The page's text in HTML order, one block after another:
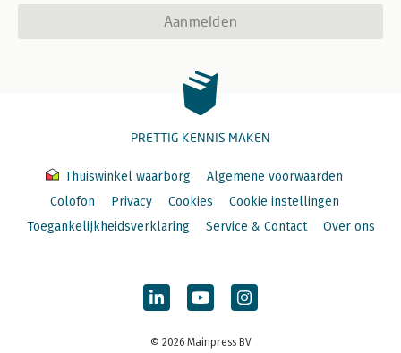
Aanmelden
PRETTIG KENNIS MAKEN
Thuiswinkel waarborg
Algemene voorwaarden
Colofon
Privacy Cookies
Cookie instellingen
Toegankelijkheidsverklaring
Service & Contact Over ons
© 2026 Mainpress BV